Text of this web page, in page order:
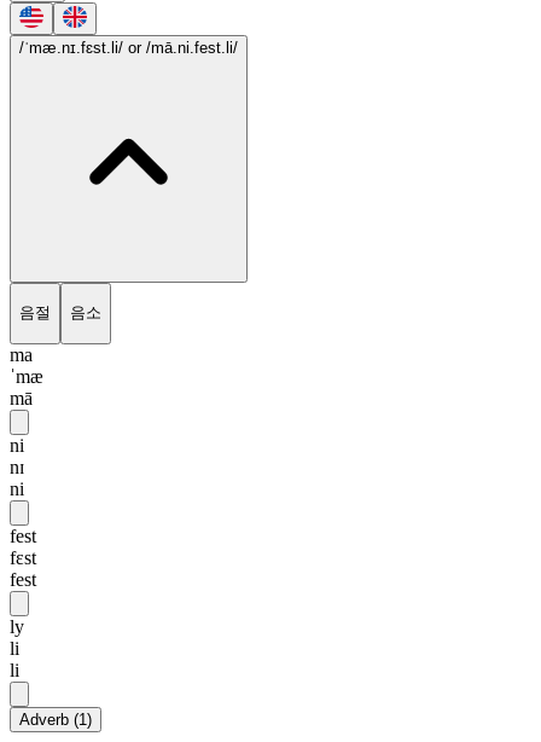
/ˈmæ.nɪ.fɛst.li/ or /mā.ni.fest.li/
음절 음소
ma
ˈmæ
mā
ni
nɪ
ni
fest
fɛst
fest
ly
li
li
Adverb (1)